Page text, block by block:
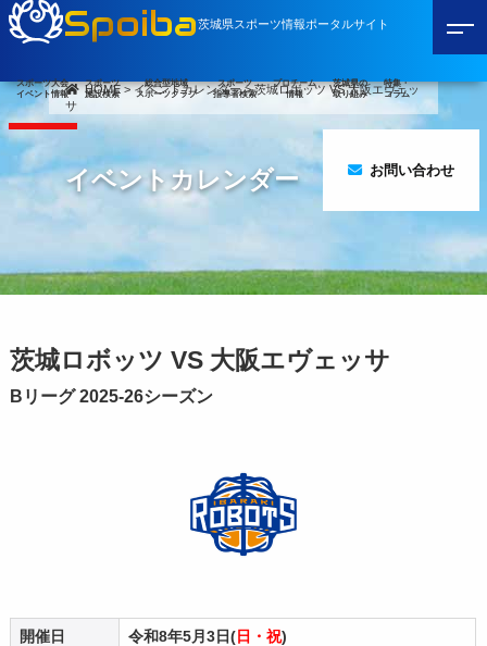
Spoiba茨城県スポーツ情報ポータルサイト
スポーツ大会
イベント情報
スポーツ
施設検索
総合型地域
スポーツクラブ
スポーツ
指導者検索
プロチーム
情報
茨城県の
取り組み
特集・
コラム
お問い合わせ
HOME>イベントカレンダー>茨城ロボッツ VS 大阪エヴェッ
サ
イベントカレンダー
茨城ロボッツ VS 大阪エヴェッサ
Bリーグ 2025-26シーズン
開催日 令和8年5月3日(日・祝)